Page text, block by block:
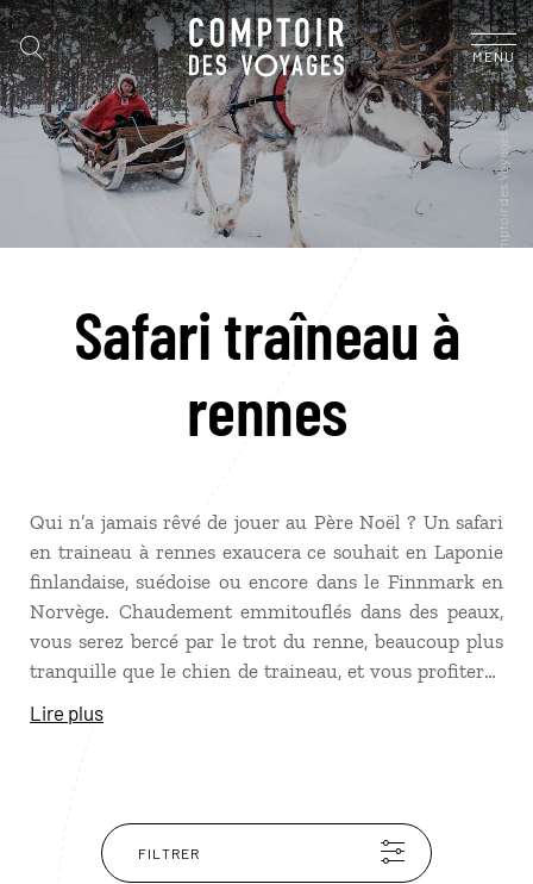
MENU
Safari traîneau à
rennes
Qui n’a jamais rêvé de jouer au Père Noël ? Un safari
en traineau à rennes exaucera ce souhait en Laponie
finlandaise, suédoise ou encore dans le Finnmark en
Norvège. Chaudement emmitouflés dans des peaux,
vous serez bercé par le trot du renne, beaucoup plus
tranquille que le chien de traineau, et vous profiterez
du silence et de la beauté des paysages de forêts
enneigées, de lacs gelés et de plaines immaculées.
Lire plus
FILTRER